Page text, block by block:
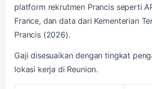
platform rekrutmen Prancis seperti
France, dan data dari Kementerian
Prancis (2026).
Gaji disesuaikan dengan tingkat
lokasi kerja di Reunion.